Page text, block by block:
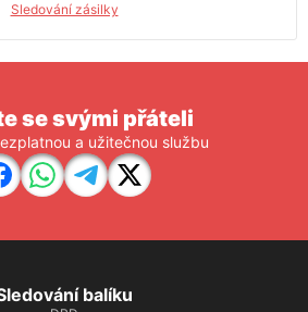
Sledování zásilky
se svými přáteli
a užitečnou službu
balíku